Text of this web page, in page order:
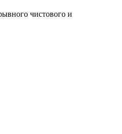
чистового и